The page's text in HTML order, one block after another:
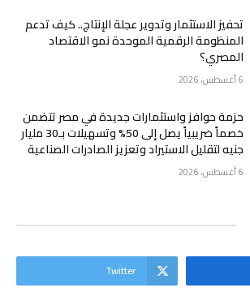
تحفيز الاستثمار وتدوير عجلة الإنتاج.. كيف تدعم
المنظومة الرقمية الموحدة نمو الاقتصاد
المصري؟
6 أغسطس، 2026
حزمة حوافز واستثمارات جديدة في مصر تتضمن
خصماً ضريبياً يصل إلى 50% وتسهيلات بـ30 مليار
جنيه لتقليل الاستيراد وتعزيز الصادرات الصناعية
6 أغسطس، 2026
Twitter